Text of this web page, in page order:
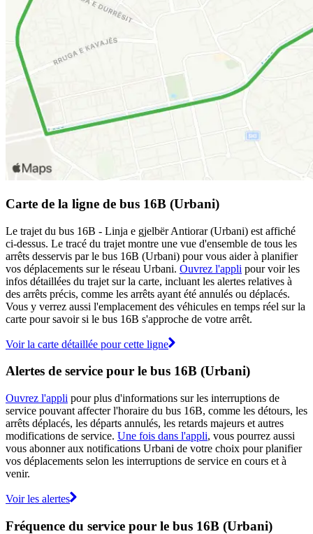
Carte de la ligne de bus 16B (Urbani)
Le trajet du bus 16B - Linja e gjelbër Antiorar (Urbani) est affiché
ci-dessus. Le tracé du trajet montre une vue d'ensemble de tous les
arrêts desservis par le bus 16B (Urbani) pour vous aider à planifier
vos déplacements sur le réseau Urbani. Ouvrez l'appli pour voir les
infos détaillées du trajet sur la carte, incluant les alertes relatives à
des arrêts précis, comme les arrêts ayant été annulés ou déplacés.
Vous y verrez aussi l'emplacement des véhicules en temps réel sur la
carte pour savoir si le bus 16B s'approche de votre arrêt.
Voir la carte détaillée pour cette ligne
Alertes de service pour le bus 16B (Urbani)
Ouvrez l'appli pour plus d'informations sur les interruptions de
service pouvant affecter l'horaire du bus 16B, comme les détours, les
arrêts déplacés, les départs annulés, les retards majeurs et autres
modifications de service. Une fois dans l'appli, vous pourrez aussi
vous abonner aux notifications Urbani de votre choix pour planifier
vos déplacements selon les interruptions de service en cours et à
venir.
Voir les alertes
Fréquence du service pour le bus 16B (Urbani)